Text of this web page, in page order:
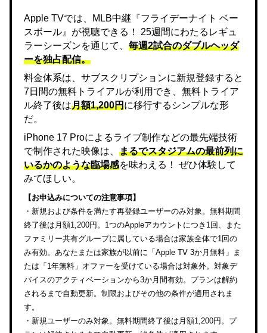
Apple TVでは、MLB中継『フライデーナイト ベー
スボール』が視聴できる！ 25週間にわたるレギュ
ラーシーズンを通じて、 毎週2試合のダブルヘッダ
ーを独占配信。
料金体系は、サブスクリプションに新規登録すると
7日間の無料トライアルが利用でき、無料トライア
ル終了後は月額1,200円に移行するシンプルな形
だ。
iPhone 17 Proによるライブ制作などの最先端技術
で制作された映像は、 まるでスタジアムの最前列に
いるかのような臨場感を味わえる！ ぜひ体験して
みてほしい。
【お申込みについての注意事項】
・新規および条件を満たす再登録ユーザーのみ対象。無料期間
終了後は月額1,200円。1つのAppleアカウントにつき1回、また
ファミリー共有グループに属している場合は家族全体で1回の
み有効。あなたまたは家族が以前に「Apple TV 3か月無料」ま
たは「1年無料」オファーを受けている場合は対象外。対象デ
バイスのアクティベーションから3か月間有効。プランは解約
されるまで自動更新。制限およびその他の条件が適用されま
す。
・新規ユーザーのみ対象。無料期間終了後は月額1,200円。プ